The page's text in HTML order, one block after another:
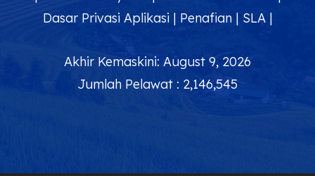
Dasar Privasi Aplikasi| Penafian| SLA|
Akhir Kemaskini: August 9, 2026
Jumlah Pelawat : 2,146,545